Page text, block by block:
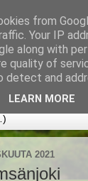
hetki
2021
from
Your IP
along with
quality of
and
LEARN MORE